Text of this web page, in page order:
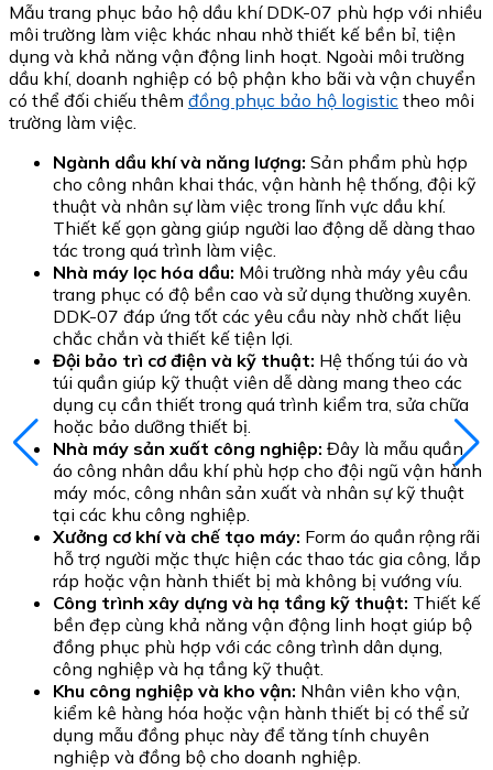
Mẫu trang phục bảo hộ dầu khí DDK-07 phù hợp với nhiều
môi trường làm việc khác nhau nhờ thiết kế bền bỉ, tiện
dụng và khả năng vận động linh hoạt. Ngoài môi trường
dầu khí, doanh nghiệp có bộ phận kho bãi và vận chuyển
có thể đối chiếu thêm đồng phục bảo hộ logistic theo môi
trường làm việc.
Ngành dầu khí và năng lượng: Sản phẩm phù hợp
cho công nhân khai thác, vận hành hệ thống, đội kỹ
thuật và nhân sự làm việc trong lĩnh vực dầu khí.
Thiết kế gọn gàng giúp người lao động dễ dàng thao
tác trong quá trình làm việc.
Nhà máy lọc hóa dầu: Môi trường nhà máy yêu cầu
trang phục có độ bền cao và sử dụng thường xuyên.
DDK-07 đáp ứng tốt các yêu cầu này nhờ chất liệu
chắc chắn và thiết kế tiện lợi.
Đội bảo trì cơ điện và kỹ thuật: Hệ thống túi áo và
túi quần giúp kỹ thuật viên dễ dàng mang theo các
dụng cụ cần thiết trong quá trình kiểm tra, sửa chữa
hoặc bảo dưỡng thiết bị.
Nhà máy sản xuất công nghiệp: Đây là mẫu quần
áo công nhân dầu khí phù hợp cho đội ngũ vận hành
máy móc, công nhân sản xuất và nhân sự kỹ thuật
tại các khu công nghiệp.
Xưởng cơ khí và chế tạo máy: Form áo quần rộng rãi
hỗ trợ người mặc thực hiện các thao tác gia công, lắp
ráp hoặc vận hành thiết bị mà không bị vướng víu.
Công trình xây dựng và hạ tầng kỹ thuật: Thiết kế
bền đẹp cùng khả năng vận động linh hoạt giúp bộ
đồng phục phù hợp với các công trình dân dụng,
công nghiệp và hạ tầng kỹ thuật.
Khu công nghiệp và kho vận: Nhân viên kho vận,
kiểm kê hàng hóa hoặc vận hành thiết bị có thể sử
dụng mẫu đồng phục này để tăng tính chuyên
nghiệp và đồng bộ cho doanh nghiệp.